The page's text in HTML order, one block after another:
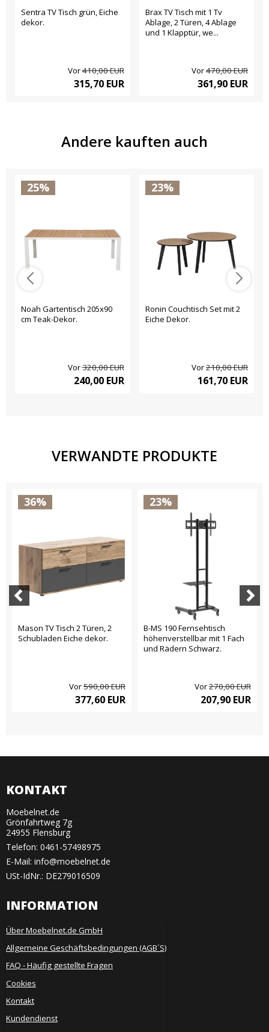
Sentra TV Tisch grün, Eiche
dekor.
Vor410,00 EUR
315,70 EUR
Brax TV Tisch mit 1 Tv
Ablage, 2 Türen, 4 Ablage
und 1 Klapptür, we...
Vor470,00 EUR
361,90 EUR
Andere kauften auch
25%
Noah Gartentisch 205x90
cm Teak-Dekor.
Vor320,00 EUR
240,00 EUR
23%
Ronin Couchtisch Set mit 2
Eiche Dekor.
Vor210,00 EUR
161,70 EUR
VERWANDTE PRODUKTE
36%
Mason TV Tisch 2 Türen, 2
Schubladen Eiche dekor.
Vor590,00 EUR
377,60 EUR
23%
B-MS 190 Fernsehtisch
höhenverstellbar mit 1 Fach
und Rädern Schwarz.
Vor270,00 EUR
207,90 EUR
KONTAKT
Moebelnet.de
Grönfahrtweg 7g
24955 Flensburg
Telefon: 0461-57498975
E-Mail: info@moebelnet.de
USt-IdNr.: DE279016509
INFORMATION
Über Moebelnet.de GmbH
Allgemeine Geschäftsbedingungen (AGB´S)
FAQ - Häufig gestellte Fragen
Cookies
Kontakt
Kundendienst